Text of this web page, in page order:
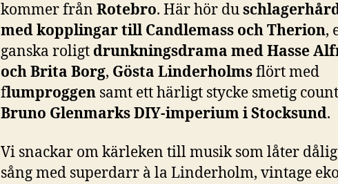
kommer från Rotebro. Här hör du
med kopplingar till Candlemass och Therion,
ganska roligt drunkningsdrama med Hasse
och Brita Borg, Gösta Linderholmsflört med
flumproggen samt ett härligt stycke smetig
Bruno Glenmarks DIY-imperium i Stocksund.
Vi snackar om kärleken till musik som låter
sång med superdarr à la Linderholm, vintage